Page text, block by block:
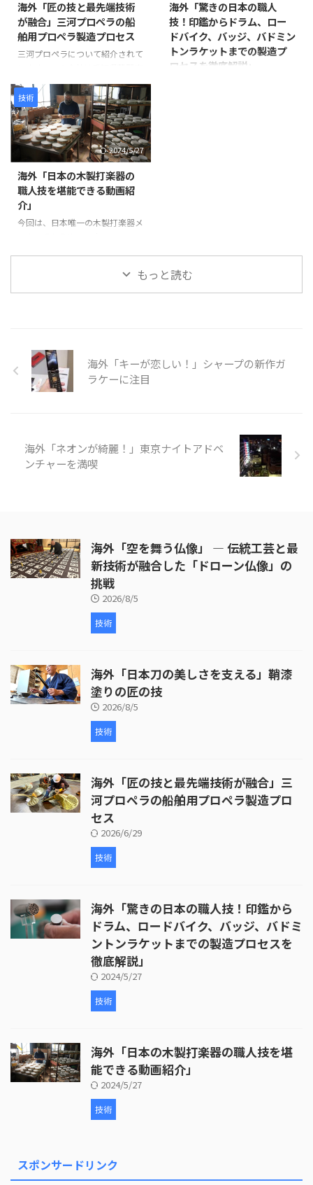
せた試みです。 制作には、約
1,500年にわたり受け継がれてき
た仏像彫刻の技術と、3Dスキャ
ン・3Dプリントなどの現代技術
の原型制作から始まります。 仏
師は木材から仏像を一体ずつ丁寧
...
うに進みます。 まず、2枚の木材
を貼り合わせて作られた鞘の継ぎ
目を補強します。継ぎ目に和紙を
米糊で貼り付けることで、割れや
剥離を防ぎ、長期間使用できる強
海外「匠の技と最先端技術
が融合」三河プロペラの船
舶用プロペラ製造プロセス
三河プロペラについて紹介されて
に拠点を置き、1929年に設立さ
れて以来、90年以上にわたり船
舶用プロペラを製造しています。
製造プロセスは以下のように進み
ます。最初に砂型に砂を詰め、余
分なガスを抜いて準備します。そ
の後、砂型を反転させて次の工程
に備えます。 次に、インゴット
と呼ばれる金属塊を溶解炉に入れ
て溶かします。溶解中には不純物
を除去し、温度を適切に管理しま
型から鋳造物を取り出しま ...
海外「驚きの日本の職人
技！印鑑からドラム、ロー
ドバイク、バッジ、バドミン
トンラケットまでの製造プ
ロセスを徹底解説」
の手仕事や精密な機械加工が、製
品の品質と美しさを生み出す過程
技術
2024/5/27
海外「日本の木製打楽器の
職人技を堪能できる動画紹
介」
今回は、日本唯一の木製打楽器メ
タンバリンや他の打楽器の製造プ
ロセスを見ることができます。
出し、穴あけ、ジングルの取り付
けなど、細部にわたる丹念な作業
が行われています。 次に、皮革の
取り付けが行われます。ここで
した技術が必要 ...
もっと読む
海外「キーが恋しい！」シャープの新作ガ
ラケーに注目
海外「ネオンが綺麗！」東京ナイトアドベ
ンチャーを満喫
海外「空を舞う仏像」 ― 伝統工芸と最
新技術が融合した「ドローン仏像」の
挑戦
2026/8/5
技術
海外「日本刀の美しさを支える」鞘漆
塗りの匠の技
2026/8/5
技術
海外「匠の技と最先端技術が融合」三
河プロペラの船舶用プロペラ製造プロ
セス
2026/6/29
技術
海外「驚きの日本の職人技！印鑑から
ドラム、ロードバイク、バッジ、バドミ
ントンラケットまでの製造プロセスを
徹底解説」
2024/5/27
技術
海外「日本の木製打楽器の職人技を堪
能できる動画紹介」
2024/5/27
技術
スポンサードリンク